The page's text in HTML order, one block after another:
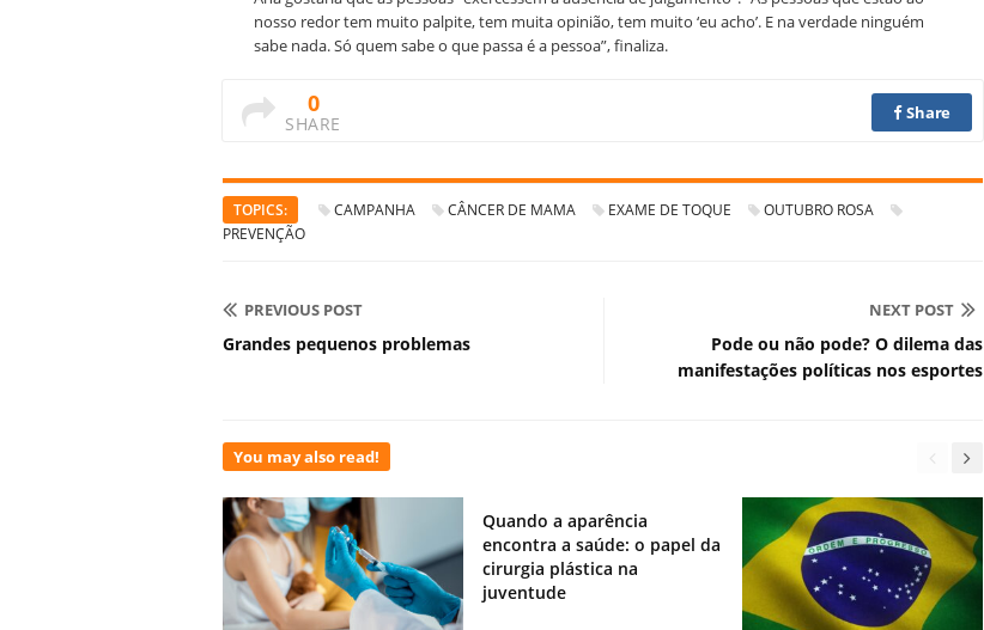
nosso redor tem muito palpite, tem muita opinião, tem muito ‘eu acho’. E na verdade ninguém
sabe nada. Só quem sabe o que passa é a pessoa”, finaliza.
0
SHARE
Share
TOPICS: CAMPANHA CÂNCER DE MAMA EXAME DE TOQUE
OUTUBRO ROSA
PREVENÇÃO
PREVIOUS POST
Grandes pequenos problemas
NEXT POST
Pode ou não pode? O dilema das
manifestações políticas nos esportes
You may also read!
Quando a aparência
encontra a saúde: o papel da
cirurgia plástica na
juventude